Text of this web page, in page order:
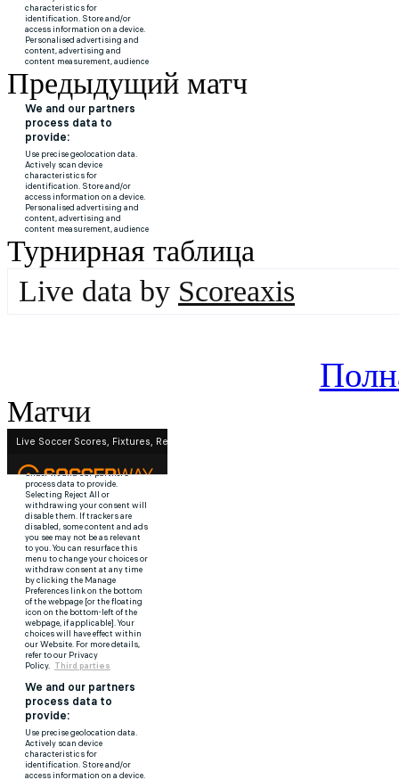
Предыдущий матч
Турнирная таблица
Live data by Scoreaxis
Матчи